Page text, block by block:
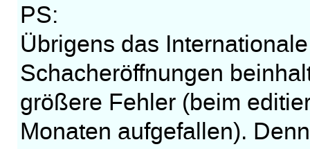
PS:
Übrigens das
Schacheröffnungen
größere Fehler (beim
Monaten aufgefallen).